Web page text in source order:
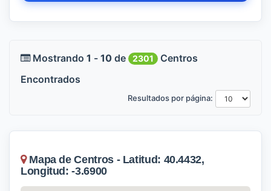
Mostrando 1 - 10 de 2301
Centros
Encontrados
Resultados por página:
Mapa de Centros - Latitud: 40.4432,
Longitud: -3.6900